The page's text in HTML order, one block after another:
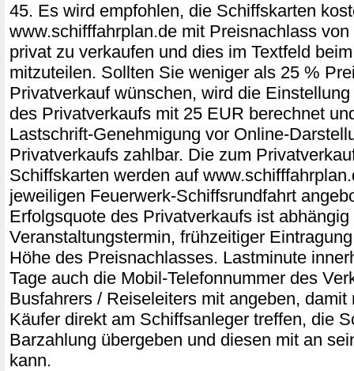
45. Es wird empfohlen, die Schiffskarten
www.schifffahrplan.de mit Preisnachlass
privat zu verkaufen und dies im Textfeld
mitzuteilen. Sollten Sie weniger als 25 %
Privatverkauf wünschen, wird die
des Privatverkaufs mit 25 EUR berechnet
Lastschrift-Genehmigung vor Online-
Privatverkaufs zahlbar. Die zum
Schiffskarten werden auf
jeweiligen Feuerwerk-Schiffsrundfahrt
Erfolgsquote des Privatverkaufs ist abhängig
Veranstaltungstermin, frühzeitiger
Höhe des Preisnachlasses. Lastminute
Tage auch die Mobil-Telefonnummer des
Busfahrers / Reiseleiters mit angeben, damit
Käufer direkt am Schiffsanleger treffen, die
Barzahlung übergeben und diesen mit an
kann.